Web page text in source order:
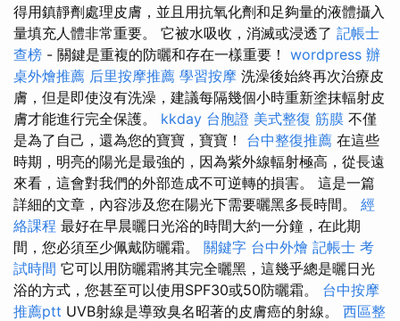
得用鎮靜劑處理皮膚，並且用抗氧化劑和足夠量的液體攝入
量填充人體非常重要。 它被水吸收，消滅或浸透了 記帳士
查榜 - 關鍵是重複的防曬和存在一樣重要！ wordpress 辦
桌外燴推薦 后里按摩推薦 學習按摩 洗澡後始終再次治療皮
膚，但是即使沒有洗澡，建議每隔幾個小時重新塗抹輻射皮
膚才能進行完全保護。 kkday 台胞證 美式整復 筋膜 不僅
是為了自己，還為您的寶寶，寶寶！ 台中整復推薦 在這些
時期，明亮的陽光是最強的，因為紫外線輻射極高，從長遠
來看，這會對我們的外部造成不可逆轉的損害。 這是一篇
詳細的文章，內容涉及您在陽光下需要曬黑多長時間。 經
絡課程 最好在早晨曬日光浴的時間大約一分鐘，在此期
間，您必須至少佩戴防曬霜。 關鍵字 台中外燴 記帳士 考
試時間 它可以用防曬霜將其完全曬黑，這幾乎總是曬日光
浴的方式，您甚至可以使用SPF30或50防曬霜。 台中按摩
推薦ptt UVB射線是導致臭名昭著的皮膚癌的射線。 西區整